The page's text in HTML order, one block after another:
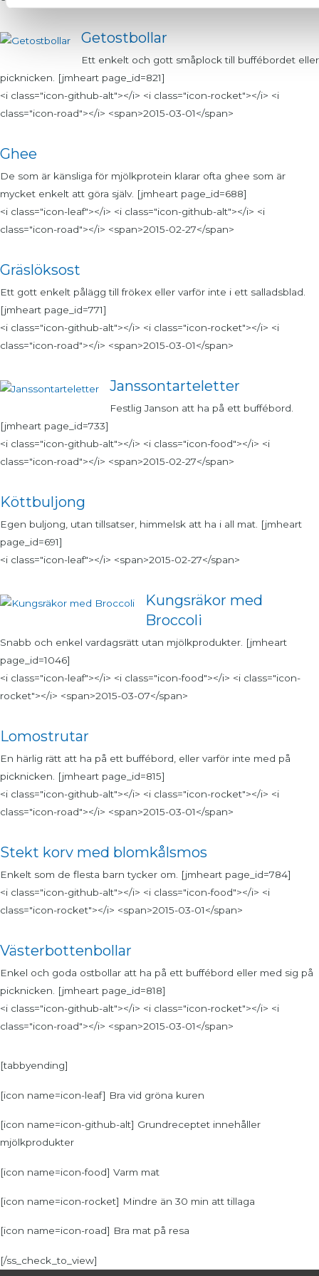
Getostbollar
Ett enkelt och gott småplock till buffébordet eller
picknicken. [jmheart page_id=821]
<i class="icon-github-alt"></i> <i class="icon-rocket"></i> <i
class="icon-road"></i> <span>2015-03-01</span>
Ghee
De som är känsliga för mjölkprotein klarar ofta ghee som är
mycket enkelt att göra själv. [jmheart page_id=688]
<i class="icon-leaf"></i> <i class="icon-github-alt"></i> <i
class="icon-road"></i> <span>2015-02-27</span>
Gräslöksost
Ett gott enkelt pålägg till frökex eller varför inte i ett salladsblad.
[jmheart page_id=771]
<i class="icon-github-alt"></i> <i class="icon-rocket"></i> <i
class="icon-road"></i> <span>2015-03-01</span>
Janssontarteletter
Festlig Janson att ha på ett buffébord.
[jmheart page_id=733]
<i class="icon-github-alt"></i> <i class="icon-food"></i> <i
class="icon-road"></i> <span>2015-02-27</span>
Köttbuljong
Egen buljong, utan tillsatser, himmelsk att ha i all mat. [jmheart
page_id=691]
<i class="icon-leaf"></i> <span>2015-02-27</span>
Kungsräkor med
Broccoli
Snabb och enkel vardagsrätt utan mjölkprodukter. [jmheart
page_id=1046]
<i class="icon-leaf"></i> <i class="icon-food"></i> <i class="icon-
rocket"></i> <span>2015-03-07</span>
Lomostrutar
En härlig rätt att ha på ett buffébord, eller varför inte med på
picknicken. [jmheart page_id=815]
<i class="icon-github-alt"></i> <i class="icon-rocket"></i> <i
class="icon-road"></i> <span>2015-03-01</span>
Stekt korv med blomkålsmos
Enkelt som de flesta barn tycker om. [jmheart page_id=784]
<i class="icon-github-alt"></i> <i class="icon-food"></i> <i
class="icon-rocket"></i> <span>2015-03-01</span>
Västerbottenbollar
Enkel och goda ostbollar att ha på ett buffébord eller med sig på
picknicken. [jmheart page_id=818]
<i class="icon-github-alt"></i> <i class="icon-rocket"></i> <i
class="icon-road"></i> <span>2015-03-01</span>
[tabbyending]
[icon name=icon-leaf] Bra vid gröna kuren
[icon name=icon-github-alt] Grundreceptet innehåller
mjölkprodukter
[icon name=icon-food] Varm mat
[icon name=icon-rocket] Mindre än 30 min att tillaga
[icon name=icon-road] Bra mat på resa
[/ss_check_to_view]